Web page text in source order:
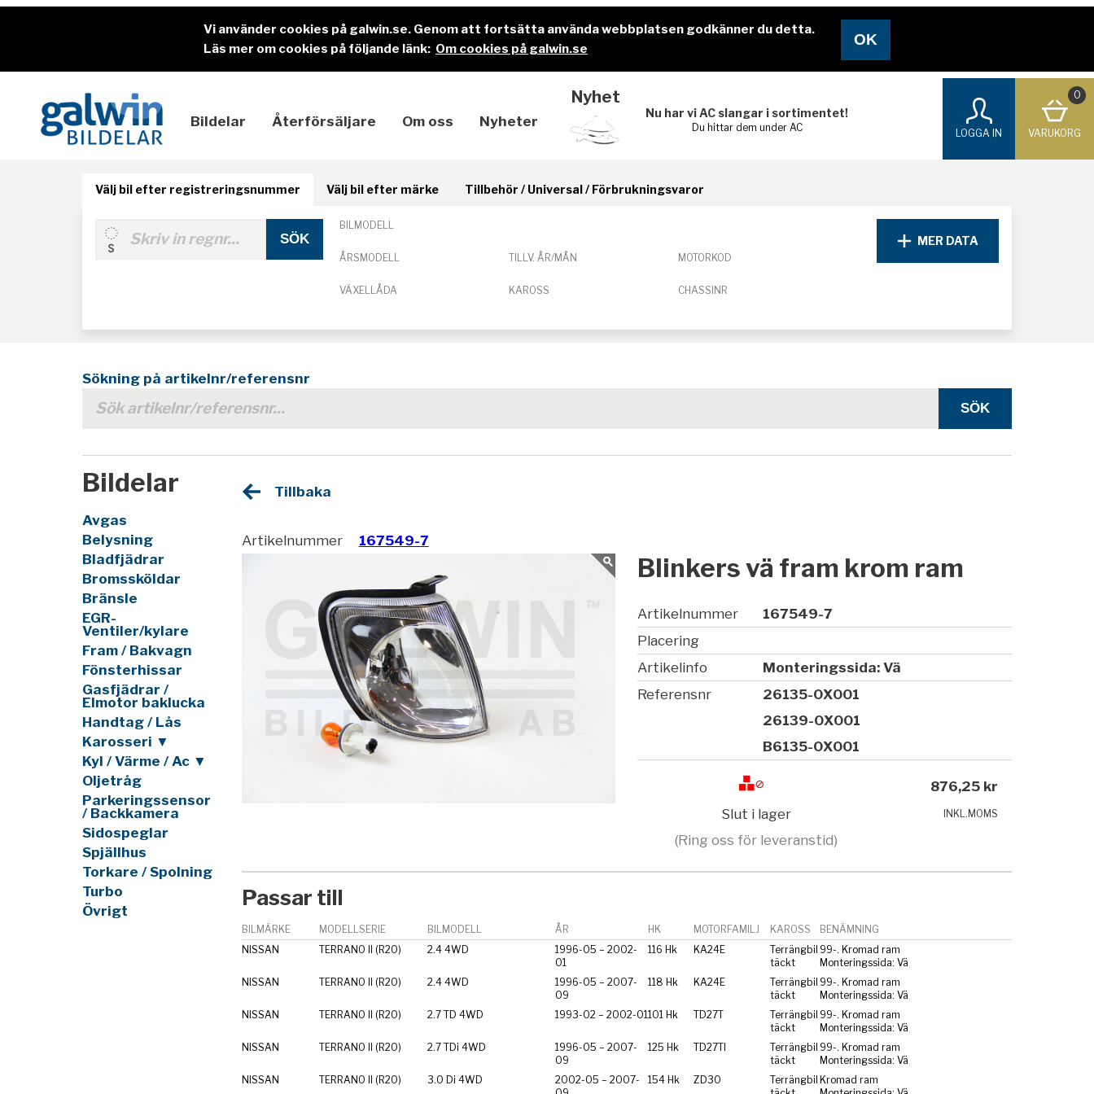
Vi använder cookies på galwin.se. Genom att fortsätta använda webbplatsen godkänner du detta.
Läs mer om cookies på följande länk: Om cookies på galwin.se
Bildelar Återförsäljare Om oss Nyheter
Nyhet
Nu har vi AC slangar i sortimentet!
Du hittar dem under AC
LOGGA IN
0
VARUKORG
Välj bil efter registreringsnummer Välj bil efter märke Tillbehör / Universal / Förbrukningsvaror
BILMODELL
ÅRSMODELL TILLV. ÅR/MÅN MOTORKOD
VÄXELLÅDA KAROSS CHASSINR
MER DATA
Sökning på artikelnr/referensnr
Bildelar
Avgas
Belysning
Bladfjädrar
Bromssköldar
Bränsle
EGR-
Ventiler/kylare
Fram / Bakvagn
Fönsterhissar
Gasfjädrar /
Elmotor baklucka
Handtag / Lås
Karosseri ▼
Kyl / Värme / Ac ▼
Oljetråg
Parkeringssensor
/ Backkamera
Sidospeglar
Spjällhus
Torkare / Spolning
Turbo
Övrigt
Tillbaka
Artikelnummer 167549-7
Blinkers vä fram krom ram
Artikelnummer
167549-7
Placering
Artikelinfo
Monteringssida: Vä
Referensnr
26135-0X001
26139-0X001
B6135-0X001
Slut i lager
(Ring oss för leveranstid)
876,25 kr
INKL.MOMS
Passar till
BILMÄRKE MODELLSERIE BILMODELL ÅR HK MOTORFAMILJ KAROSS
BENÄMNING
NISSAN
TERRANO II (R20) 2.4 4WD
1996-05 – 2002-
01
116 Hk KA24E
Terrängbil
täckt
99-. Kromad ram
Monteringssida: Vä
NISSAN
TERRANO II (R20) 2.4 4WD
1996-05 – 2007-
09
118 Hk KA24E
Terrängbil
täckt
99-. Kromad ram
Monteringssida: Vä
NISSAN
TERRANO II (R20) 2.7 TD 4WD 1993-02 – 2002-01 101 Hk TD27T
Terrängbil
täckt
99-. Kromad ram
Monteringssida: Vä
NISSAN
TERRANO II (R20) 2.7 TDi 4WD
1996-05 – 2007-
09
125 Hk TD27TI
Terrängbil
täckt
99-. Kromad ram
Monteringssida: Vä
NISSAN
TERRANO II (R20) 3.0 Di 4WD
2002-05 – 2007-
154 Hk ZD30
Terrängbil Kromad ram